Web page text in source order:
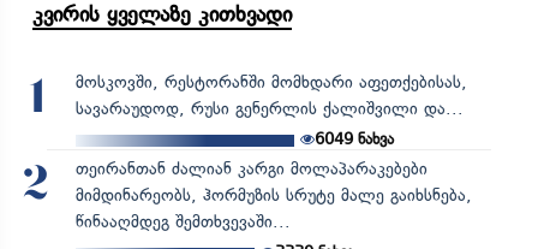
კვირის ყველაზე კითხვადი
1
მოსკოვში, რესტორანში მომხდარი აფეთქებისას,
სავარაუდოდ, რუსი გენერლის ქალიშვილი და...
6049 ნახვა
2
თეირანთან ძალიან კარგი მოლაპარაკებები
მიმდინარეობს, ჰორმუზის სრუტე მალე გაიხსნება,
წინააღმდეგ შემთხვევაში...